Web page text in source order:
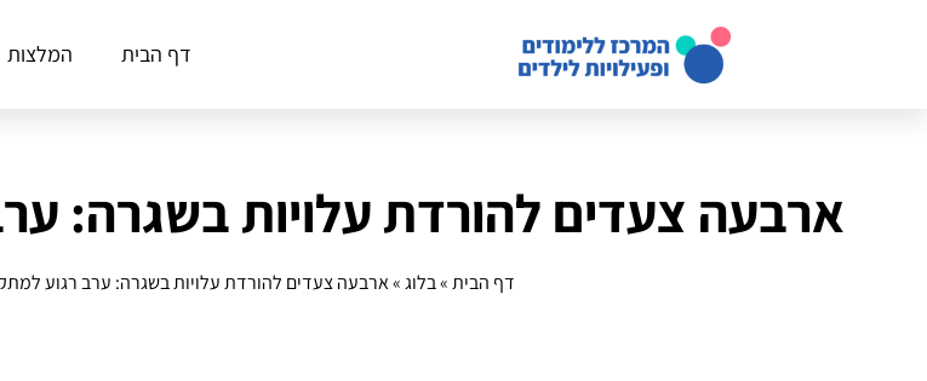
דף הבית המלצות
ארבעה צעדים להורדת עלויות בשגרה:
דף הבית»בלוג»ארבעה צעדים להורדת עלויות בשגרה: ערב רגוע